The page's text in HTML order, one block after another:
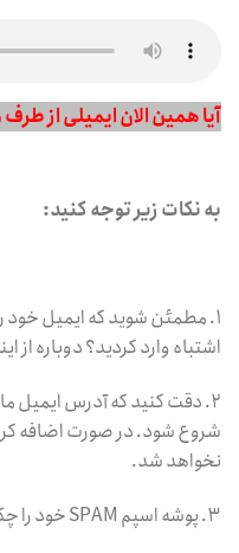
آیا همین الان ایمیلی از
به نکات زیر توجه کنید:
۱. مطمئن شوید که ایمیل خود
اشتباه وارد کردید؟ دوباره از
نخواهد شد.
۳. پوشه اسپم SPAM خود را چک کنید. شاید ایمیل به آنجا رفته است.